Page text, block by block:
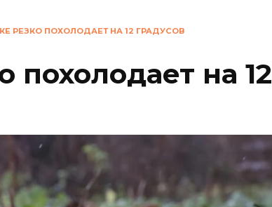
РЕЗКО ПОХОЛОДАЕТ НА 12 ГРАДУСОВ
похолодает на 12